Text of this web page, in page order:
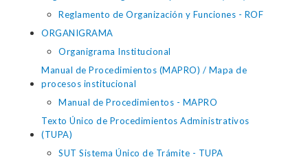
Reglamento de Organización y Funciones - ROF
ORGANIGRAMA
Organigrama Institucional
Manual de Procedimientos (MAPRO) / Mapa de
procesos institucional
Manual de Procedimientos - MAPRO
Texto Único de Procedimientos Administrativos
(TUPA)
SUT Sistema Único de Trámite - TUPA